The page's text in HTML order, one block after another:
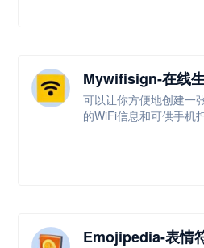
Mywifisign-在线
可以让你方便地创建一
的WiFi信息和可供手机
Emojipedia-表情